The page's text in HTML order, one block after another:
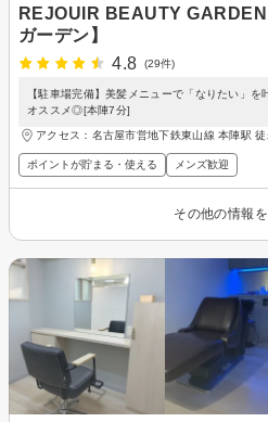
REJOUIR BEAUTY
ガーデン】
4.8
(29件)
【駐車場完備】美髪メニューで「なりたい」
オススメ◎[本陣7分]
アクセス：名古屋市営地下鉄東山線 本陣駅
ポイントが貯まる・使える メンズ歓迎
その他の情報